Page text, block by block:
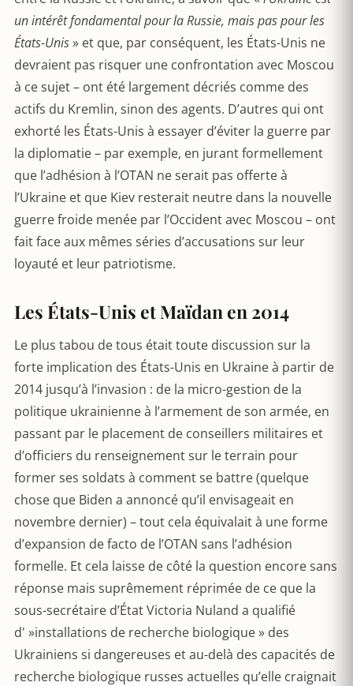
un intérêt fondamental pour la Russie, mais pas pour les
États-Unis» et que, par conséquent, les États-Unis ne
devraient pas risquer une confrontation avec Moscou
à ce sujet – ont été largement décriés comme des
actifs du Kremlin, sinon des agents. D’autres qui ont
exhorté les États-Unis à essayer d’éviter la guerre par
la diplomatie – par exemple, en jurant formellement
que l’adhésion à l’OTAN ne serait pas offerte à
l’Ukraine et que Kiev resterait neutre dans la nouvelle
guerre froide menée par l’Occident avec Moscou – ont
fait face aux mêmes séries d’accusations sur leur
loyauté et leur patriotisme.
Les États-Unis et Maïdan en 2014
Le plus tabou de tous était toute discussion sur la
forte implication des États-Unis en Ukraine à partir de
2014 jusqu’à l’invasion : de la micro-gestion de la
politique ukrainienne à l’armement de son armée, en
passant par le placement de conseillers militaires et
d’officiers du renseignement sur le terrain pour
former ses soldats à comment se battre (quelque
chose que Biden a annoncé qu’il envisageait en
novembre dernier) – tout cela équivalait à une forme
d’expansion de facto de l’OTAN sans l’adhésion
formelle. Et cela laisse de côté la question encore sans
réponse mais suprêmement réprimée de ce que la
sous-secrétaire d’État Victoria Nuland a qualifié
d' »installations de recherche biologique » des
Ukrainiens si dangereuses et au-delà des capacités de
recherche biologique russes actuelles qu’elle craignait